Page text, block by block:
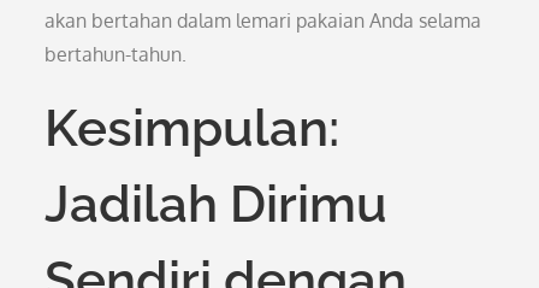
akan bertahan dalam lemari pakaian Anda selama
bertahun-tahun.
Kesimpulan:
Jadilah Dirimu